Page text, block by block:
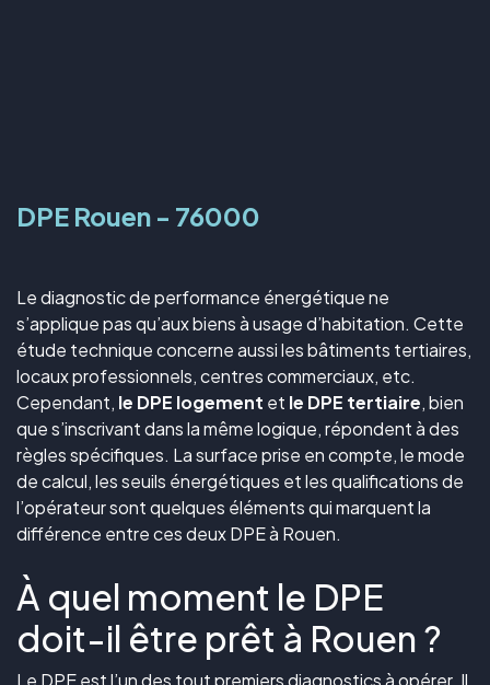
DPE Rouen - 76000
Le diagnostic de performance énergétique ne
s’applique pas qu’aux biens à usage d’habitation. Cette
étude technique concerne aussi les bâtiments tertiaires,
locaux professionnels, centres commerciaux, etc.
Cependant, le DPE logement et le DPE tertiaire, bien
que s’inscrivant dans la même logique, répondent à des
règles spécifiques. La surface prise en compte, le mode
de calcul, les seuils énergétiques et les qualifications de
l’opérateur sont quelques éléments qui marquent la
différence entre ces deux DPE à Rouen.
À quel moment le DPE
doit-il être prêt à Rouen ?